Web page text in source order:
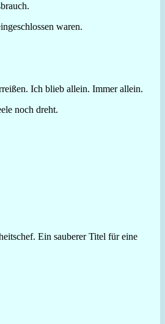
waren.
Ich blieb allein. Immer allein.
noch dreht.
Ein sauberer Titel für eine